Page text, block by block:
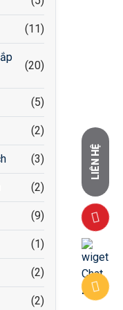
(11)
(20)
(5)
(2)
(3)
(2)
(9)
(1)
(2)
(2)
LIÊN HỆ